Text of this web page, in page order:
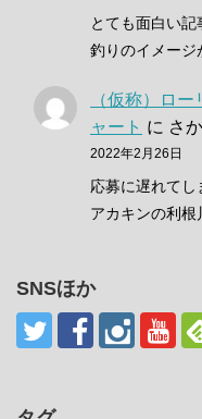
とても面白い
釣りのイメージ
（仮称）ロ
ャート に さ
2022年2月26日
応募に遅れてし
アカキンの利根
SNSほか